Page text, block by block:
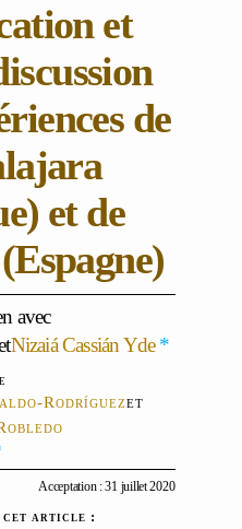
et
de
et de
avec
Nizaiá Cassián Yde *
Rodríguezet
Acceptation : 31 juillet 2020
cet article :